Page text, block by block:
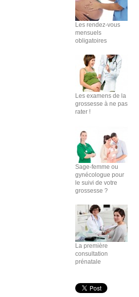
Les rendez-vous
mensuels
obligatoires
Les examens de la
grossesse à ne pas
rater !
Sage-femme ou
gynécologue pour
le suivi de votre
grossesse ?
La première
consultation
prénatale